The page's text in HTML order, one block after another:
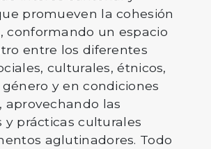
promueven la cohesión
conformando un espacio
entre los diferentes
culturales, étnicos,
y en condiciones
aprovechando las
y prácticas culturales
aglutinadores. Todo